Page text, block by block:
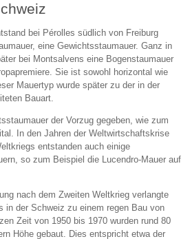
bei Pérolles südlich von Freiburg
eine Gewichtsstaumauer. Ganz in
bei Montsalvens eine Bogenstaumauer
Sie ist sowohl horizontal wie
Mauertyp wurde später zu der in der
Bauart.
der Vorzug gegeben, wie zum
In den Jahren der Weltwirtschaftskrise
entstanden auch einige
so zum Beispiel die Lucendro-Mauer auf
nach dem Zweiten Weltkrieg verlangte
in der Schweiz zu einem regen Bau von
Zeit von 1950 bis 1970 wurden rund 80
Höhe gebaut. Dies entspricht etwa der